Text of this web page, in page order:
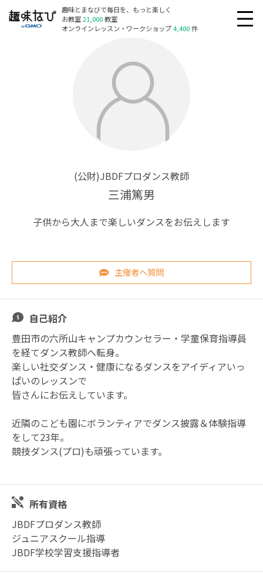
趣味とまなびで毎日を、もっと楽しく
お教室21,000教室
オンラインレッスン・ワークショップ4,400件
(公財)JBDFプロダンス教師
三浦篤男
子供から大人まで楽しいダンスをお伝えします
主催者へ質問
自己紹介
豊田市の六所山キャンプカウンセラー・学童保育指導員
を経てダンス教師へ転身。
楽しい社交ダンス・健康になるダンスをアイディアいっ
ぱいのレッスンで
皆さんにお伝えしています。
近隣のこども園にボランティアでダンス披露＆体験指導
をして23年。
競技ダンス(プロ)も頑張っています。
所有資格
JBDFプロダンス教師
ジュニアスクール指導
JBDF学校学習支援指導者